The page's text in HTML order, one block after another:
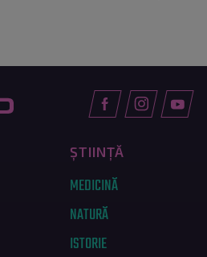
ȘTIINȚĂ
MEDICINĂ
NATURĂ
ISTORIE